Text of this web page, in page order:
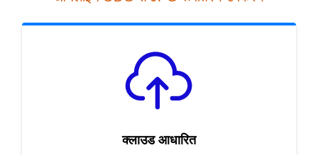
क्लाउड आधारित